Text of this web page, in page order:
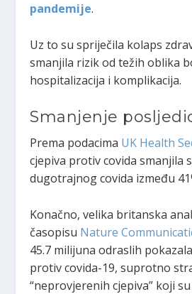
pandemije.
Uz to su spriječila kolaps
smanjila rizik od težih oblika
hospitalizacija i komplikacija.
Smanjenje
Prema podacima UK Health
cjepiva protiv covida smanjila
dugotrajnog covida između
Konačno, velika britanska
časopisu Nature
45.7 milijuna odraslih
protiv covida-19, suprotno
“neprovjerenih cjepiva” koji